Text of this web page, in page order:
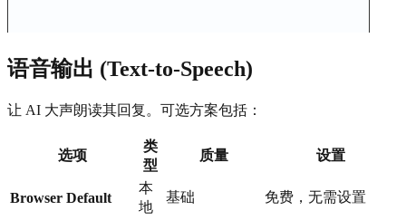
语音输出 (Text-to-Speech)
让 AI 大声朗读其回复。可选方案包括：
选项
类
型
质量 设置
Browser Default
本
地
基础 免费，无需设置